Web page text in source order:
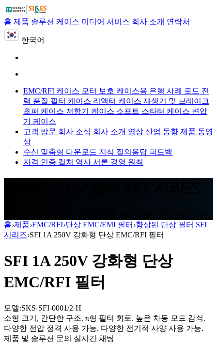
홈 제품 솔루션 케이스 미디어 서비스 회사 소개 연락처
한국어
EMC/RFI 케이스 모터 보호 케이스용 은행 사례 로드 전
력 품질 필터 케이스 리액터 케이스 재생기 및 브레이크
초퍼 케이스 저항기 케이스 소프트 스타터 케이스 변압
기 케이스
고객 방문 회사 소식 회사 소개 영상 산업 동향 제품 동영
상
수신 맞춤형 다운로드 지식 질의응답 피드백
자격 인증 컬처 역사 서론 경영 원칙
홈›제품›EMC/RFI›단상 EMC/EMI 필터 ›향상된 단상 필터 SFI
시리즈›SFI 1A 250V 강화형 단상 EMC/RFI 필터
SFI 1A 250V 강화형 단상
EMC/RFI 필터
모델:SKS-SFI-0001/2-H
소형 크기, 간단한 구조. π형 필터 회로. 높은 차동 모드 감쇠.
다양한 전압 정격 사용 가능. 다양한 전기적 사양 사용 가능.
제품 및 솔루션 문의 실시간 채팅